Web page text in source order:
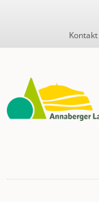
Navigation
überspringen
Kontakt